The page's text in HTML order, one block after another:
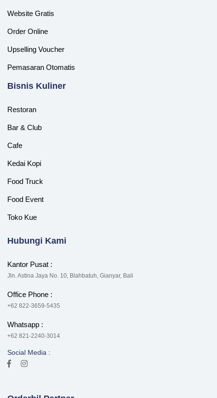
Website Gratis
Order Online
Upselling Voucher
Pemasaran Otomatis
‎Bisnis Kuliner
Restoran
Bar & Club
Cafe
Kedai Kopi
Food Truck
Food Event
Toko Kue
Hubungi Kami
Kantor Pusat :
Jln. Astina Jaya No. 10, Blahbatuh, Gianyar, Bali
Office Phone :
+62 822-3659-5435
Whatsapp :
+62 821-2240-3014
Social Media :